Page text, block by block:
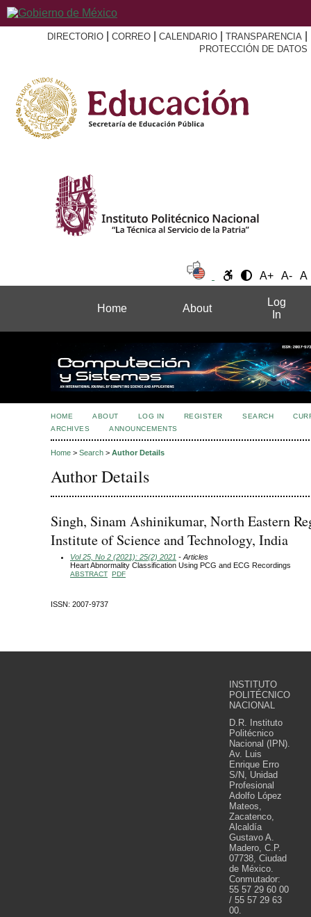
DIRECTORIO CORREO CALENDARIO TRANSPARENCIA
PROTECCIÓN DE DATOS
A+ A- A
Home About
Log
In
HOME ABOUT LOG IN REGISTER SEARCH
ARCHIVES
ANNOUNCEMENTS
Home > Search > Author Details
Author Details
Singh, Sinam Ashinikumar, North Eastern
Institute of Science and Technology, India
Vol 25, No 2 (2021): 25(2) 2021 - Articles
Heart Abnormality Classification Using PCG and ECG Recordings
ABSTRACT PDF
ISSN: 2007-9737
INSTITUTO
POLITÉCNICO
NACIONAL
D.R. Instituto
Politécnico
Nacional (IPN).
Av. Luis
Enrique Erro
S/N, Unidad
Profesional
Adolfo López
Mateos,
Zacatenco,
Alcaldía
Gustavo A.
Madero, C.P.
07738, Ciudad
de México.
Conmutador:
55 57 29 60 00
/ 55 57 29 63
00.